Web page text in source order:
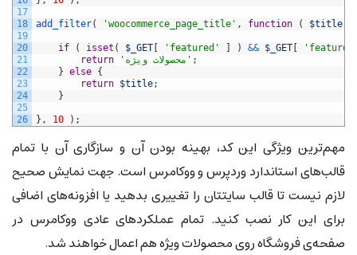
17
18
19
20
21
22
23
24
25
26
add_filter( 'woocommerce_page_title' , function ( $title
if ( isset ( $_GET [ 'featured' ] ) && $_GET [
return
'محصولات ویژه' ;
}
else {
return $title;
}
} , 10 ) ;
مهم‌ترین ویژگی این کد، بهینه بودن آن و سازگاری آن با تمام
قالب‌های استاندارد وردپرس و ووکامرس است. جهت نمایش صحیح
لازم نیست تا قالب سایتتان را تغییری بدهید یا افزونه‌های اضافی
برای این کار نصب کنید. تمام عملکردهای عادی ووکامرس در
صفحه‌ی فروشگاه روی محصولات ویژه هم اعمال خواهند شد.